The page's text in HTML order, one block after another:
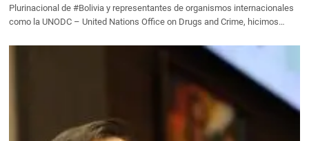
Plurinacional de #Bolivia y representantes de organismos internacionales
como la UNODC – United Nations Office on Drugs and Crime, hicimos…